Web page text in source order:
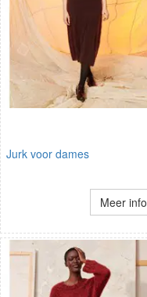
Jurk voor dames
Meer info